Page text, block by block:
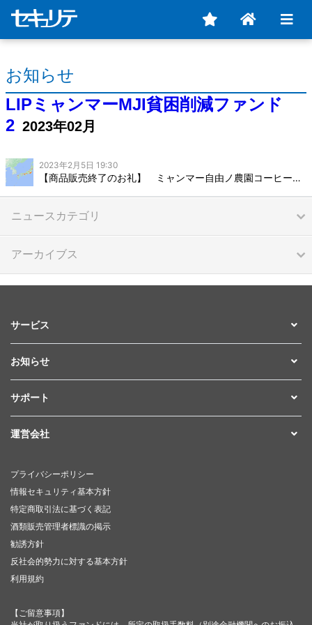
お知らせ
LIPミャンマーMJI貧困削減ファンド
2 2023年02月
2023年2月5日 19:30
【商品販売終了のお礼】 ミャンマー自由ノ農園コーヒードリップバッグ
ニュースカテゴリ
アーカイブス
サービス
お知らせ
サポート
運営会社
プライバシーポリシー
情報セキュリティ基本方針
特定商取引法に基づく表記
酒類販売管理者標識の掲示
勧誘方針
反社会的勢力に対する基本方針
利用規約
【ご留意事項】